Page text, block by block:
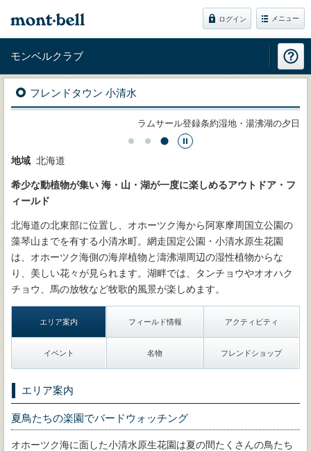
ログイン メニュー
モンベルクラブ
フレンドタウン 小清水
ラムサール登録条約湿地・湯沸湖の夕日
地域 北海道
希少な動植物が集い 海・山・湖が一度に楽しめるアウトドア・フ
ィールド
北海道の北東部に位置し、オホーツク海から阿寒摩周国立公園の
藻琴山までを有する小清水町。網走国定公園・小清水原生花園
は、オホーツク海側の海岸植物と濤沸湖周辺の湿性植物からな
り、美しい花々が見られます。湖畔では、タンチョウやオオハク
チョウ、馬の放牧など牧歌的風景が楽しめます。
エリア案内 フィールド情報 アクティビティ
イベント 名物 フレンドショップ
エリア案内
夏鳥たちの楽園でバードウォッチング
オホーツク海に面した小清水原生花園は夏の間たくさんの鳥たち